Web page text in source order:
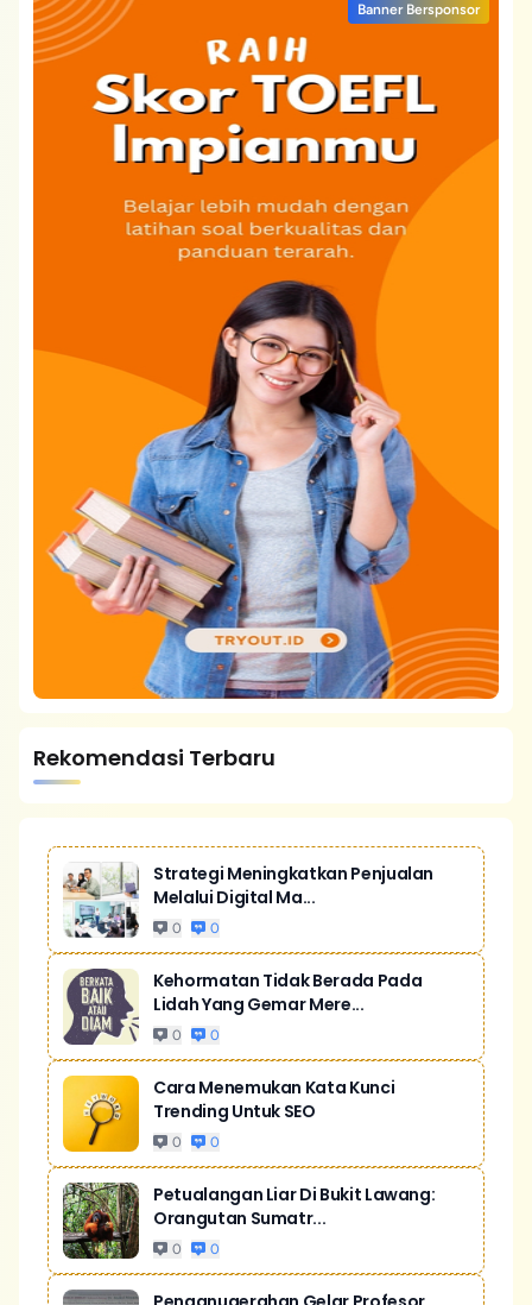
Banner Bersponsor
Rekomendasi Terbaru
Strategi Meningkatkan Penjualan
Melalui Digital Ma...
0 0
Kehormatan Tidak Berada Pada
Lidah Yang Gemar Mere...
0 0
Cara Menemukan Kata Kunci
Trending Untuk SEO
0 0
Petualangan Liar Di Bukit Lawang:
Orangutan Sumatr...
0 0